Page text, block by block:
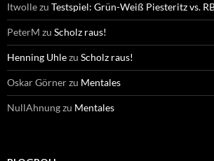
Itwollezu Testspiel: Grün-Weiß Piesteritz vs.
PeterM zu Scholz raus!
Henning Uhlezu Scholz raus!
Oskar Görnerzu Mentales
NullAhnungzu Mentales